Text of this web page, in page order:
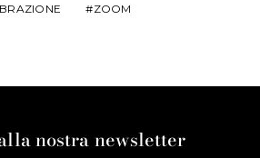
ZOOM
nostra newsletter